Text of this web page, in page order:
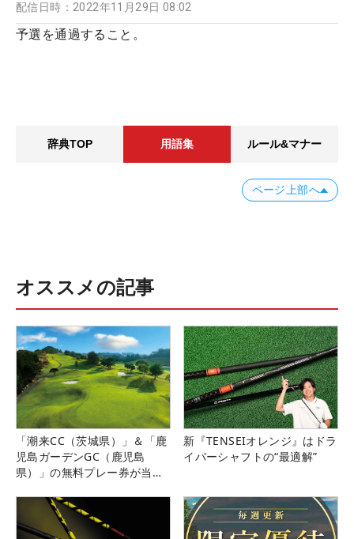
配信日時： 2022年11月29日 08:02
予選を通過すること。
辞典TOP 用語集 ルール&マナー
ページ上部へ
オススメの記事
「潮来CC（茨城県）」＆「鹿
児島ガーデンGC（鹿児島
県）」の無料プレー券が当た
新『TENSEIオレンジ』はドラ
イバーシャフトの“最適解”